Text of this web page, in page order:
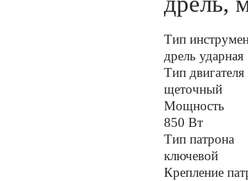
Тип
дрель ударная
Тип двигателя
щеточный
Мощность
850 Вт
Тип патрона
ключевой
Крепление